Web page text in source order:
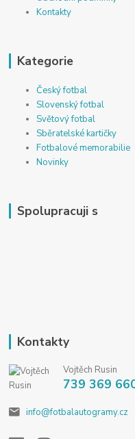
Kontakty
Kategorie
Český fotbal
Slovenský fotbal
Světový fotbal
Sběratelské kartičky
Fotbalové memorabilie
Novinky
Spolupracuji s
Kontakty
Vojtěch Rusin
739 369
info@fotbalautogramy.cz